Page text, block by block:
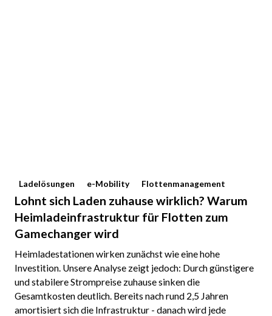
Ladelösungen e-Mobility Flottenmanagement
Lohnt sich Laden zuhause wirklich? Warum
Heimladeinfrastruktur für Flotten zum
Gamechanger wird
Heimladestationen wirken zunächst wie eine hohe
Investition. Unsere Analyse zeigt jedoch: Durch günstigere
und stabilere Strompreise zuhause sinken die
Gesamtkosten deutlich. Bereits nach rund 2,5 Jahren
amortisiert sich die Infrastruktur - danach wird jede